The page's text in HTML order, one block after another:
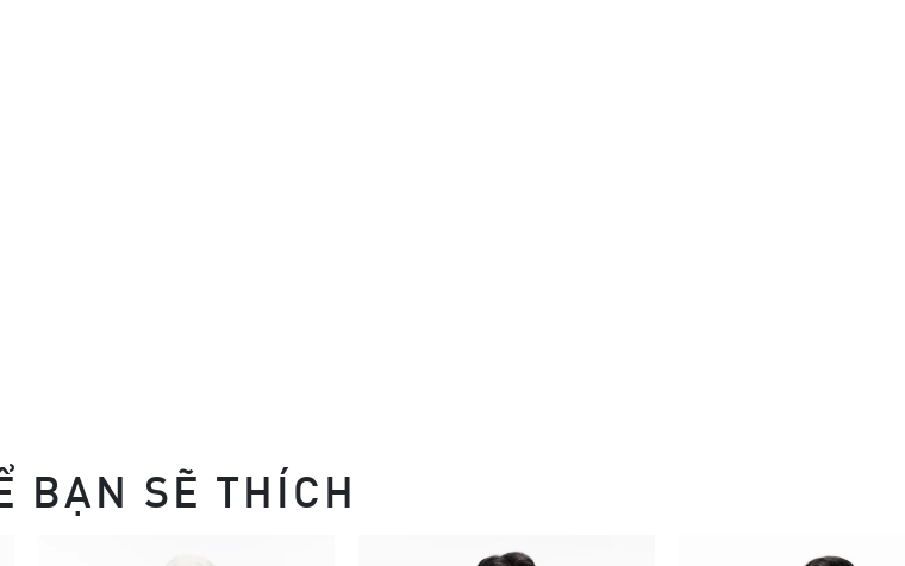
BẠN SẼ THÍCH